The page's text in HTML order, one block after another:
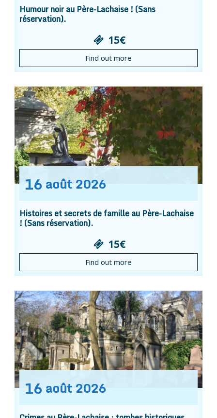
Humour noir au Père-Lachaise ! (Sans
réservation).
15€
Find out more
16 août 2026
Histoires et secrets de famille au Père-Lachaise
! (Sans réservation).
15€
Find out more
16 août 2026